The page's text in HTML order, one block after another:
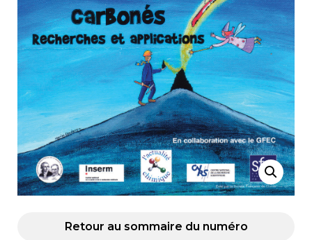
Retour au sommaire du numéro